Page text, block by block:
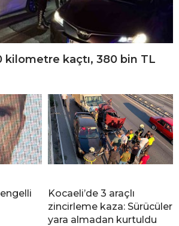
kilometre kaçtı, 380 bin TL
Kocaeli’de 3 araçlı
zincirleme kaza: Sürücüler
yara almadan kurtuldu